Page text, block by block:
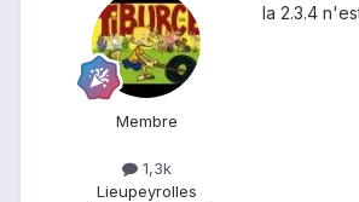
Membre
1,3k
Lieupeyrolles
la 2.3.4